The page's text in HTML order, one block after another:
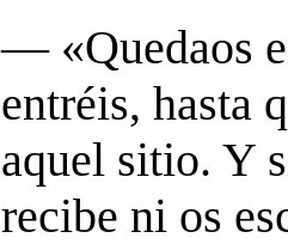
― «Quedaos
entréis, hasta
aquel sitio. Y
recibe ni os